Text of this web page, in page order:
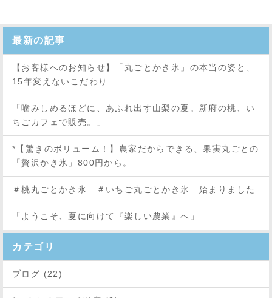
最新の記事
【お客様へのお知らせ】「丸ごとかき氷」の本当の姿と、
15年変えないこだわり
「噛みしめるほどに、あふれ出す山梨の夏。新府の桃、い
ちごカフェで販売。」
*【驚きのボリューム！】農家だからできる、果実丸ごとの
「贅沢かき氷」800円から。
＃桃丸ごとかき氷 ＃いちご丸ごとかき氷 始まりました
「ようこそ、夏に向けて『楽しい農業』へ」
カテゴリ
ブログ (22)